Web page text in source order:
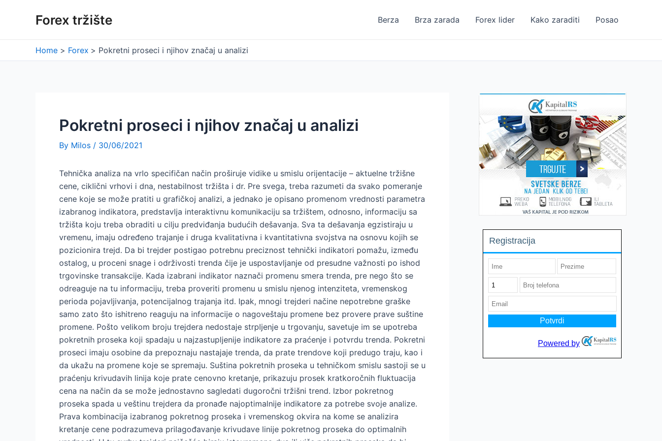
Forex tržište Berza Brza zarada Forex lider Kako zaraditi Posao
Home Forex Pokretni proseci i njihov značaj u analizi
Pokretni proseci i njihov značaj u analizi
By Milos / 30/06/2021
Tehnička analiza na vrlo specifičan način proširuje vidike u smislu orijentacije – aktuelne tržišne
cene, ciklični vrhovi i dna, nestabilnost tržišta i dr. Pre svega, treba razumeti da svako pomeranje
cene koje se može pratiti u grafičkoj analizi, a jednako je opisano promenom vrednosti parametra
izabranog indikatora, predstavlja interaktivnu komunikaciju sa tržištem, odnosno, informaciju sa
tržišta koju treba obraditi u cilju predviđanja budućih dešavanja. Sva ta dešavanja egzistiraju u
vremenu, imaju određeno trajanje i druga kvalitativna i kvantitativna svojstva na osnovu kojih se
pozicionira trejd. Da bi trejder postigao potrebnu preciznost tehnički indikatori pomažu, između
ostalog, u proceni snage i održivosti trenda čije je uspostavljanje od presudne važnosti po ishod
trgovinske transakcije. Kada izabrani indikator naznači promenu smera trenda, pre nego što se
odreaguje na tu informaciju, treba proveriti promenu u smislu njenog intenziteta, vremenskog
perioda pojavljivanja, potencijalnog trajanja itd. Ipak, mnogi trejderi načine nepotrebne graške
samo zato što ishitreno reaguju na informacije o nagoveštaju promene bez provere prave suštine
promene. Pošto velikom broju trejdera nedostaje strpljenje u trgovanju, savetuje im se upotreba
pokretnih proseka koji spadaju u najzastupljenije indikatore za praćenje i potvrdu trenda. Pokretni
proseci imaju osobine da prepoznaju nastajaje trenda, da prate trendove koji predugo traju, kao i
da ukažu na promene koje se spremaju. Suština pokretnih proseka u tehničkom smislu sastoji se u
praćenju krivudavih linija koje prate cenovno kretanje, prikazuju prosek kratkoročnih fluktuacija
cena na način da se može jednostavno sagledati dugoročni tržišni trend. Izbor pokretnog
proseka spada u veštinu trejdera da pronađe najoptimalnije indikatore za potrebe svoje analize.
Prava kombinacija izabranog pokretnog proseka i vremenskog okvira na kome se analizira
kretanje cene podrazumeva prilagođavanje krivudave linije pokretnog proseka do optimalnih